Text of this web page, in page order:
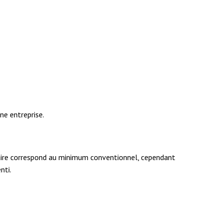
entreprise.
correspond au minimum conventionnel, cependant